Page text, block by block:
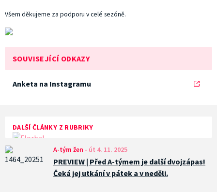
DALŠÍ ČLÁNKY Z RUBRIKY
A-tým žen - út 4. 11. 2025
PREVIEW | Před A-týmem je další dvojzápas!
Čeká jej utkání v pátek a v neděli.
Všem děkujeme za podporu v celé sezóně.
SOUVISEJÍCÍ ODKAZY
Anketa na Instagramu